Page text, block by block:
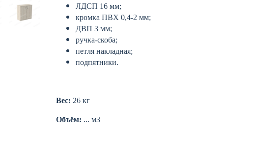
ЛДСП 16 мм;
кромка ПВХ 0,4-2 мм;
ДВП 3 мм;
ручка-скоба;
петля накладная;
подпятники.
Вес: 26кг
Объём: ... м3